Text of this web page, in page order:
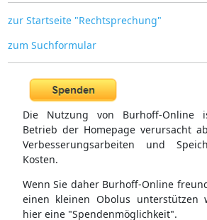
zur Startseite "Rechtsprechung"
zum Suchformular
Die Nutzung von Burhoff-Online
Betrieb der Homepage verursacht
Verbesserungsarbeiten und
Kosten.
Wenn Sie daher Burhoff-Online
einen kleinen Obolus unterstützen
hier eine "Spendenmöglichkeit".